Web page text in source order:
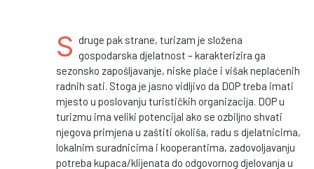
S druge pak strane, turizam je složena
gospodarska djelatnost – karakterizira ga
sezonsko zapošljavanje, niske plaće i višak neplaćenih
radnih sati. Stoga je jasno vidljivo da DOP treba imati
mjesto u poslovanju turističkih organizacija. DOP u
turizmu ima veliki potencijal ako se ozbiljno shvati
njegova primjena u zaštiti okoliša, radu s djelatnicima,
lokalnim suradnicima i kooperantima, zadovoljavanju
potreba kupaca/klijenata do odgovornog djelovanja u